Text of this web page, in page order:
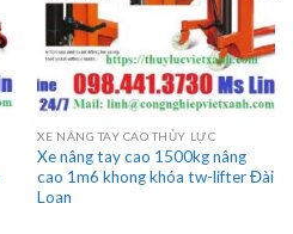
XE NÂNG TAY CAO THỦY LỰC
Xe nâng tay cao 1500kg nâng
cao 1m6 khong khóa tw-lifter Đài
Loan